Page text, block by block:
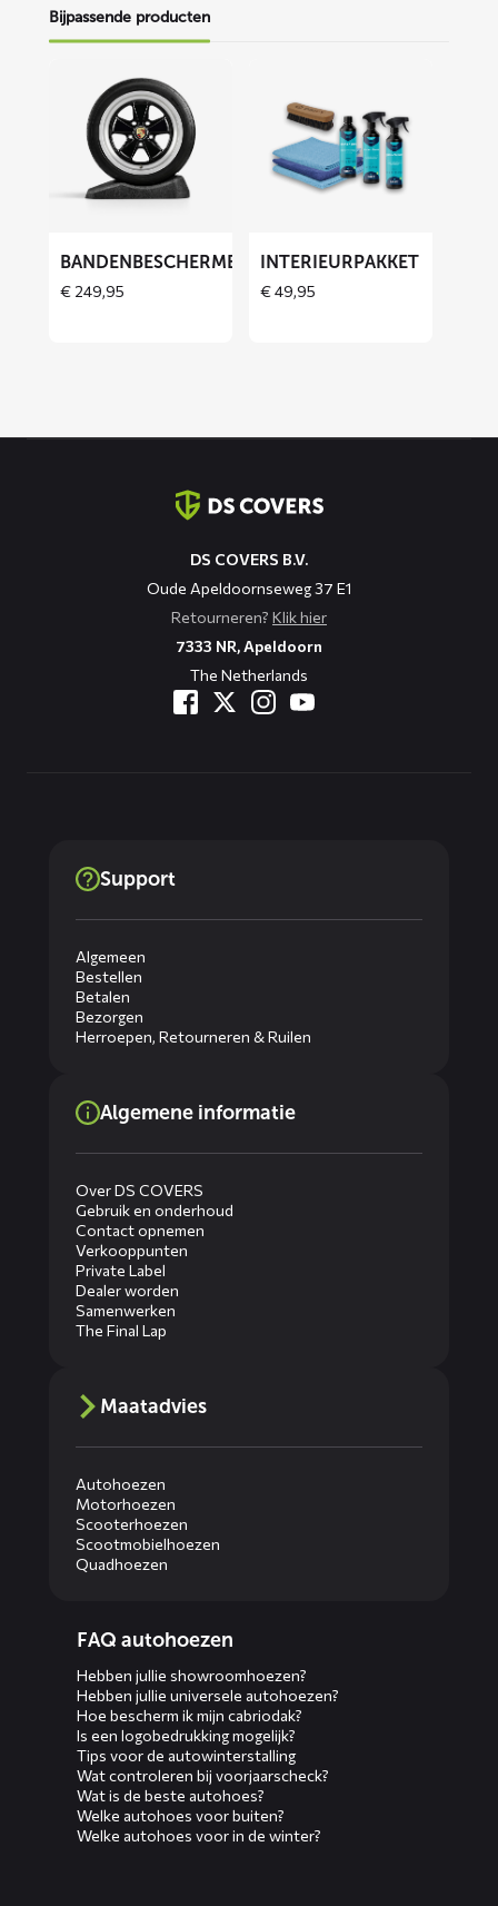
Bijpassende producten
Bandenbeschermers
BANDENBESCHERMERS
€ 249,95
Interieurpakket
INTERIEURPAKKET
€49,95
DS COVERS B.V.
Oude Apeldoornseweg 37 E1
Retourneren? Klik hier
7333 NR, Apeldoorn
The Netherlands
Support
Algemeen
Bestellen
Betalen
Bezorgen
Herroepen, Retourneren & Ruilen
Algemene informatie
Over DS COVERS
Gebruik en onderhoud
Contact opnemen
Verkooppunten
Private Label
Dealer worden
Samenwerken
The Final Lap
Maatadvies
Autohoezen
Motorhoezen
Scooterhoezen
Scootmobielhoezen
Quadhoezen
menusFAQ autohoezen
Hebben jullie showroomhoezen?
Hebben jullie universele autohoezen?
Hoe bescherm ik mijn cabriodak?
Is een logobedrukking mogelijk?
Tips voor de autowinterstalling
Wat controleren bij voorjaarscheck?
Wat is de beste autohoes?
Welke autohoes voor buiten?
Welke autohoes voor in de winter?